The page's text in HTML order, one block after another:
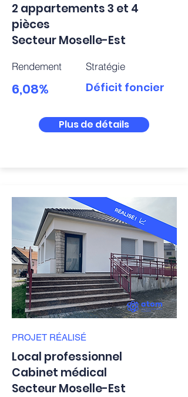
2 appartements 3 et 4
pièces
Secteur Moselle-Est
Rendement Stratégie
6,08% Déficit foncier
Plus de détails
PROJET RÉALISÉ
Local professionnel
Cabinet médical
Secteur Moselle-Est